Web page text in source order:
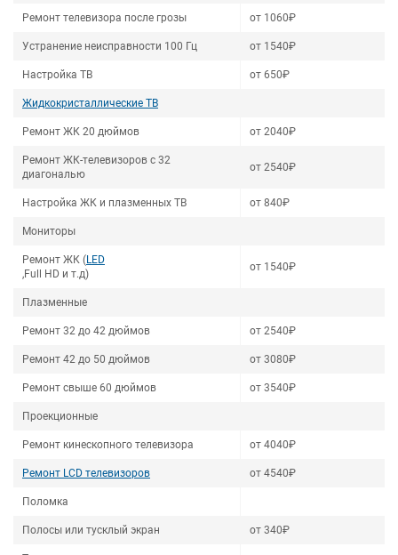
Ремонт телевизора после грозы от 1060₽
Устранение неисправности 100 Гц от 1540₽
Настройка ТВ от 650₽
Жидкокристаллические ТВ
Ремонт ЖК 20 дюймов от 2040₽
Ремонт ЖК-телевизоров с 32
диагональю
от 2540₽
Настройка ЖК и плазменных ТВ от 840₽
Мониторы
Ремонт ЖК (LED
,Full HD и т.д)
от 1540₽
Плазменные
Ремонт 32 до 42 дюймов от 2540₽
Ремонт 42 до 50 дюймов от 3080₽
Ремонт свыше 60 дюймов от 3540₽
Проекционные
Ремонт кинескопного телевизора от 4040₽
Ремонт LCD телевизоров от 4540₽
Поломка
Полосы или тусклый экран от 340₽